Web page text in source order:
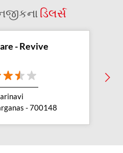
me
exide showroom near me
me
inverter battery
ડિલર્સ
- Revive
- 700148